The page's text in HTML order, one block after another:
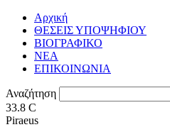
Αρχική
ΘΕΣΕΙΣ ΥΠΟΨΗΦΙΟΥ
ΒΙΟΓΡΑΦΙΚΟ
ΝΕΑ
ΕΠΙΚΟΙΝΩΝΙΑ
Αναζήτηση
33.8 C
Piraeus